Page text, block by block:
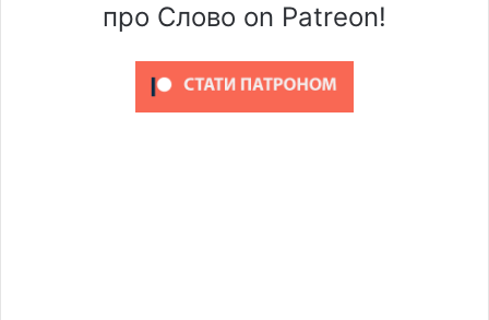
про Слово on Patreon!